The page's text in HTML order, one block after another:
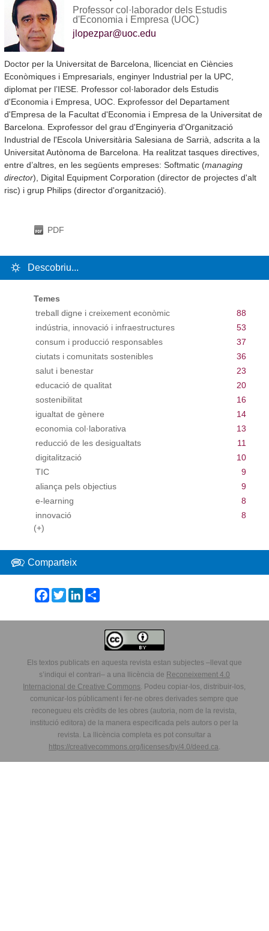
Professor col·laborador dels Estudis
d'Economia i Empresa (UOC)
jlopezpar@uoc.edu
Doctor per la Universitat de Barcelona, llicenciat en Ciències
Econòmiques i Empresarials, enginyer Industrial per la UPC,
diplomat per l’IESE. Professor col·laborador dels Estudis
d'Economia i Empresa, UOC. Exprofessor del Departament
d'Empresa de la Facultat d'Economia i Empresa de la Universitat de
Barcelona. Exprofessor del grau d'Enginyeria d'Organització
Industrial de l'Escola Universitària Salesiana de Sarrià, adscrita a la
Universitat Autònoma de Barcelona. Ha realitzat tasques directives,
entre d’altres, en les següents empreses: Softmatic (managing
director), Digital Equipment Corporation (director de projectes d'alt
risc) i grup Philips (director d'organització).
PDF
Descobriu...
Temes
treball digne i creixement econòmic
88
indústria, innovació i infraestructures
53
consum i producció responsables
37
ciutats i comunitats sostenibles
36
salut i benestar
23
educació de qualitat
20
sostenibilitat
16
igualtat de gènere
14
economia col·laborativa
13
reducció de les desigualtats
11
digitalització
10
TIC
9
aliança pels objectius
9
e-learning
8
innovació
8
(+)
Comparteix
Facebook
TwitterLinkedIn
Share
Els textos publicats en aquesta revista estan subjectes –llevat que
s’indiqui el contrari– a una llicència de Reconeixement 4.0
Internacional de Creative Commons. Podeu copiar-los, distribuir-los,
comunicar-los públicament i fer-ne obres derivades sempre que
reconegueu els crèdits de les obres (autoria, nom de la revista,
institució editora) de la manera especificada pels autors o per la
revista. La llicència completa es pot consultar a
https://creativecommons.org/licenses/by/4.0/deed.ca.